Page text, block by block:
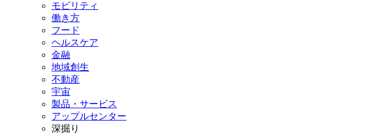
モビリティ
働き方
フード
ヘルスケア
金融
地域創生
不動産
宇宙
製品・サービス
アップルセンター
深掘り